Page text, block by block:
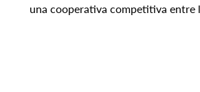
una cooperativa competitiva entre